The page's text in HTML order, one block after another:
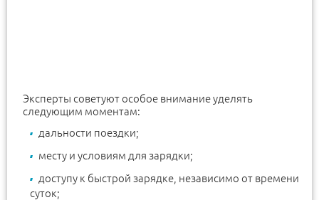
Эксперты советуют особое внимание уделять
следующим моментам:
дальности поездки;
месту и условиям для зарядки;
доступу к быстрой зарядке, независимо от времени
суток;